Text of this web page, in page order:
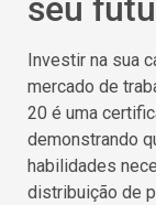
seu
Investir na sua
mercado de
20 é uma
demonstrando
habilidades
distribuição de